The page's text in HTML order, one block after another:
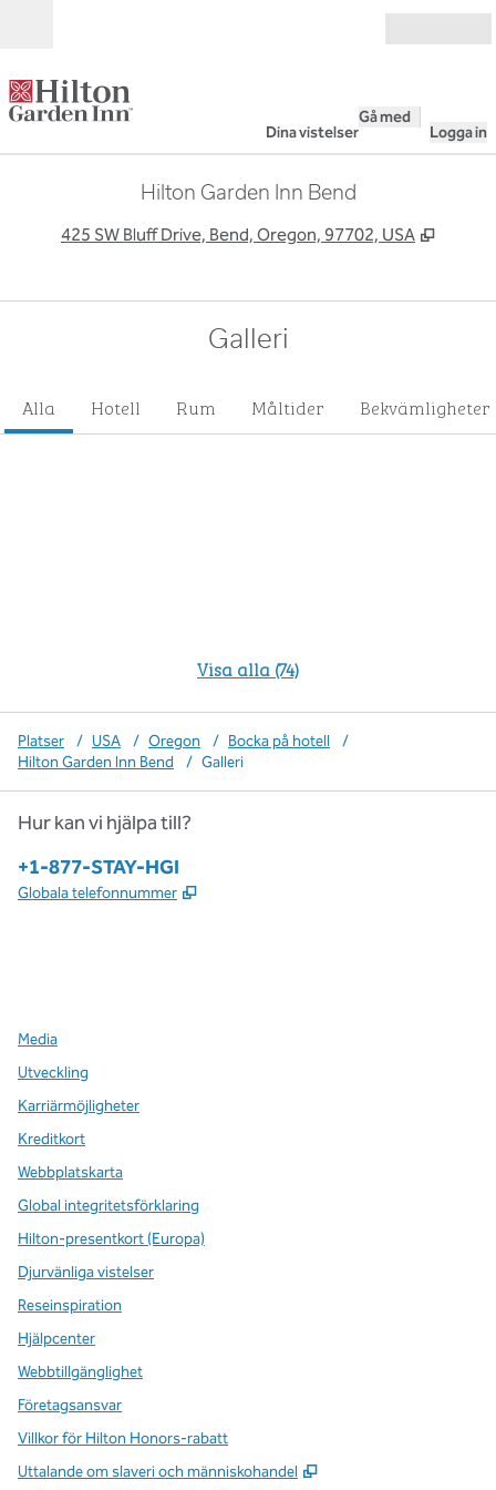
Dina vistelser
Gå med
Logga in
Hilton Garden Inn Bend
425 SW Bluff Drive, Bend, Oregon, 97702, USA ,
Galleri
Alla Hotell Rum Måltider Bekvämligheter
Visa alla (74)
Platser / USA / Oregon / Bocka på hotell
/
Hilton Garden Inn Bend
/ Galleri
Hur kan vi hjälpa till?
Telefon:
+1-877-STAY-HGI
Globala telefonnummer ,
Media
Utveckling
Karriärmöjligheter
Kreditkort
Webbplatskarta
Global integritetsförklaring
Hilton-presentkort (Europa)
Djurvänliga vistelser
Reseinspiration
Hjälpcenter
Webbtillgänglighet
Företagsansvar
Villkor för Hilton Honors-rabatt
Uttalande om slaveri och människohandel
,